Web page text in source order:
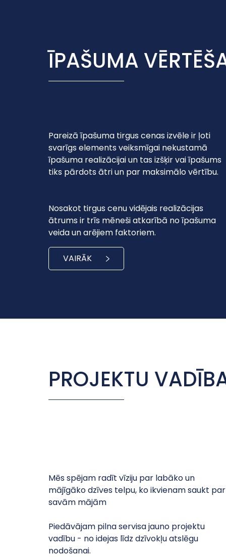
ĪPAŠUMA
Pareizā īpašuma tirgus cenas izvēle ir ļoti
svarīgs elements veiksmīgai nekustamā
īpašuma realizācijai un tas izšķir vai īpašums
tiks pārdots ātri un par maksimālo vērtību.
Nosakot tirgus cenu vidējais realizācijas
ātrums ir trīs mēneši atkarībā no īpašuma
veida un arējiem faktoriem.
VAIRĀK
PROJEKTU
Mēs spējam radīt vīziju par labāko un
mājīgāko dzīves telpu, ko ikvienam saukt par
savām mājām
Piedāvājam pilna servisa jauno projektu
vadību - no idejas līdz dzīvokļu atslēgu
nodošanai.